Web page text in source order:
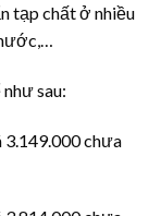
tạp chất ở nhiều
sau:
3.149.000 chưa